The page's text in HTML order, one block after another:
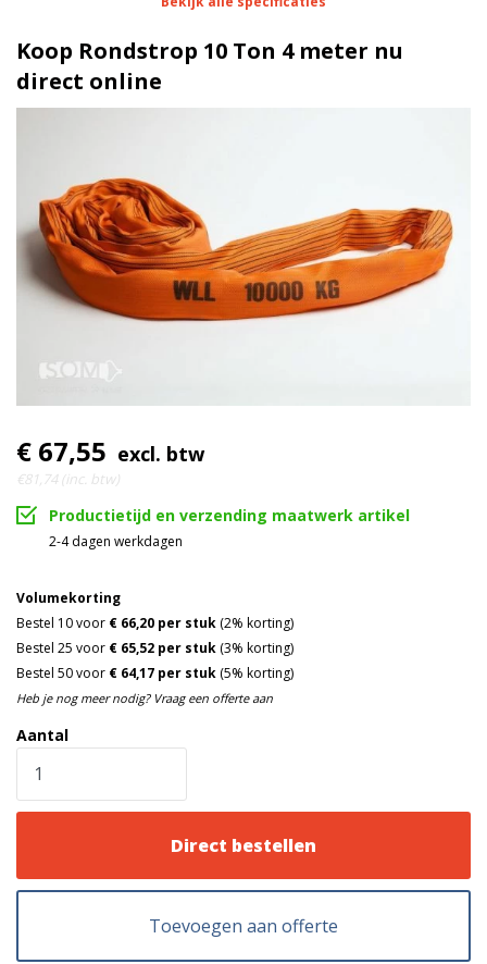
Breedte
Werklast
Ratel 7|1
Koop Rondstrop 10 Ton 4 meter nu
direct online
€ 67,55 excl. btw
€81,74 (inc. btw)
Productietijd en verzending maatwerk artikel
2-4 dagen werkdagen
Aantal
Volumekorting
Bestel 10 voor € 66,20 per stuk (2% korting)
Bestel 25 voor € 65,52 per stuk (3% korting)
Bestel 50 voor € 64,17 per stuk (5% korting)
Heb je nog meer nodig? Vraag een offerte aan
Direct bestellen
Toevoegen aan offerte